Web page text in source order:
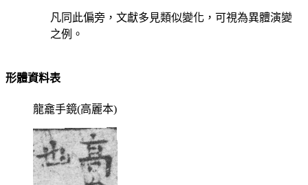
凡同此偏旁，文獻多見類似變化，可視為異體演變
之例。
形體資料表
龍龕手鏡(高麗本)